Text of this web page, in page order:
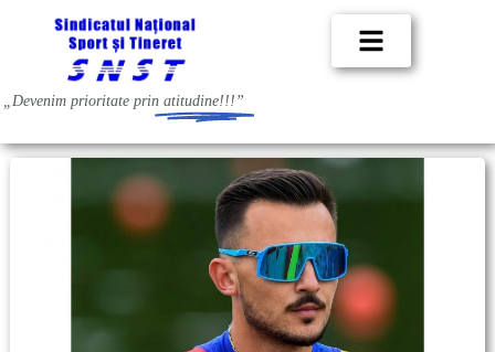
„Devenim prioritate prin atitudine!!!”